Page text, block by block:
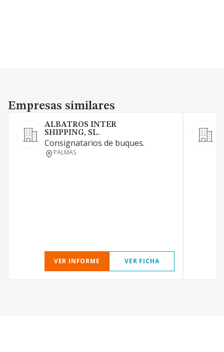
Empresas similares
Empresas similares
ALBATROS INTER
SHIPPING, SL.
Consignatarios de buques.
PALMAS
VER INFORME VER FICHA